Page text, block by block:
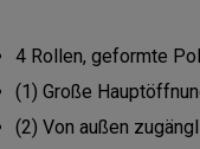
4 Rollen, geformte
(1) Große
(2) Von außen